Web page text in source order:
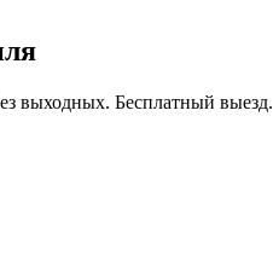
выходных. Бесплатный выезд.